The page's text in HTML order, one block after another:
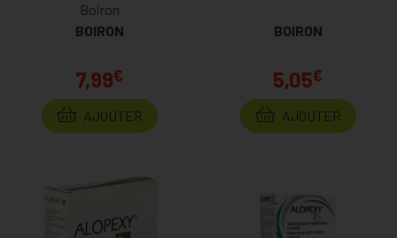
Boiron
BOIRON
7,99€
AJOUTER
BOIRON
5,05€
AJOUTER